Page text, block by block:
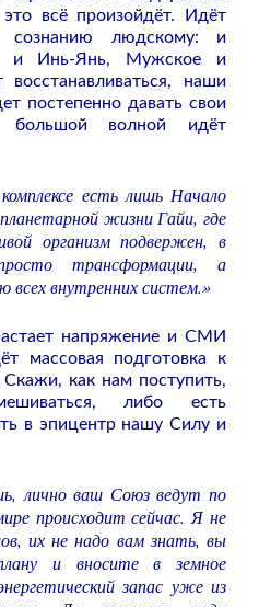
всё произойдёт. Идёт
сознанию людскому: и
и Инь-Янь, Мужское и
наши
постепенно давать свои
большой волной идёт
есть лишь Начало
жизни Гайи, где
организм подвержен, в
трансформации, а
всех внутренних систем.»
напряжение и СМИ
массовая подготовка к
как нам поступить,
либо есть
в эпицентр нашу Силу и
лично ваш Союз ведут по
происходит сейчас. Я не
их не надо вам знать, вы
и вносите в земное
запас уже из